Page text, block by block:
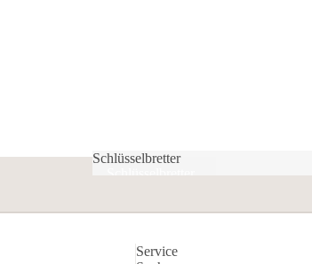
Schlüsselbretter
Schlüsselbretter
Service
Datenschutzerklärung